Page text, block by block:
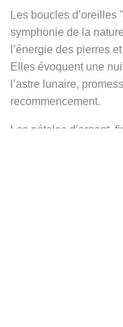
Les boucles d’oreilles "
symphonie de la
l’énergie des pierres
Elles évoquent une
l’astre lunaire,
recommencement.
Les pétales d’argent,